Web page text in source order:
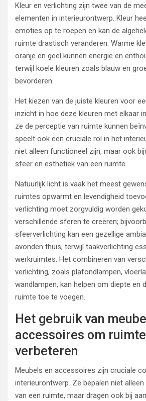
Kleur en verlichting zijn twee van de
elementen in interieurontwerp. Kleur
emoties op te roepen en kan de
ruimte drastisch veranderen. Warme
oranje en geel kunnen energie en
terwijl koele kleuren zoals blauw en
bevorderen.
Het kiezen van de juiste kleuren voor
inzicht in hoe deze kleuren met elkaar
ze de perceptie van ruimte kunnen
speelt ook een cruciale rol in het
niet alleen functioneel zijn, maar ook
sfeer en esthetiek van een ruimte.
Natuurlijk licht is vaak het meest
ruimtes opwarmt en levendigheid
verlichting moet zorgvuldig worden
verschillende sferen te creëren;
sfeerverlichting kan een gezellige
avonden thuis, terwijl taakverlichting
werkruimtes. Het combineren van
verlichting, zoals plafondlampen,
wandlampen, kan helpen om diepte en
ruimte toe te voegen.
Het gebruik van
accessoires om
verbeteren
Meubels en accessoires zijn cruciale
interieurontwerp. Ze bepalen niet
van een ruimte, maar dragen ook bij